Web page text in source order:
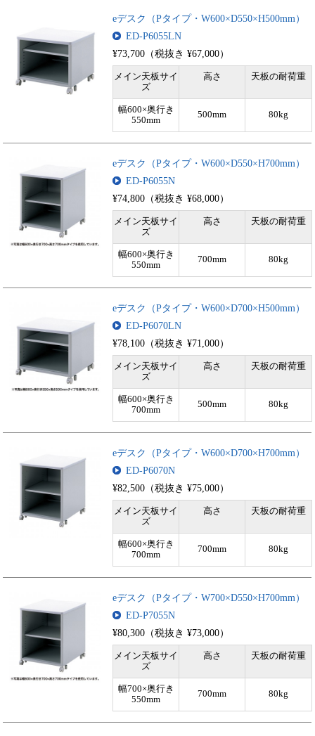
eデスク（Pタイプ・W600×D550×H500mm）
ED-P6055LN
¥73,700（税抜き ¥67,000）
メイン天板サイ
ズ
高さ 天板の耐荷重
幅600×奥行き
550mm
500mm 80kg
eデスク（Pタイプ・W600×D550×H700mm）
ED-P6055N
¥74,800（税抜き ¥68,000）
メイン天板サイ
ズ
高さ 天板の耐荷重
幅600×奥行き
550mm
700mm 80kg
eデスク（Pタイプ・W600×D700×H500mm）
ED-P6070LN
¥78,100（税抜き ¥71,000）
メイン天板サイ
ズ
高さ 天板の耐荷重
幅600×奥行き
700mm
500mm 80kg
eデスク（Pタイプ・W600×D700×H700mm）
ED-P6070N
¥82,500（税抜き ¥75,000）
メイン天板サイ
ズ
高さ 天板の耐荷重
幅600×奥行き
700mm
700mm 80kg
eデスク（Pタイプ・W700×D550×H700mm）
ED-P7055N
¥80,300（税抜き ¥73,000）
メイン天板サイ
ズ
高さ 天板の耐荷重
幅700×奥行き
550mm
700mm 80kg